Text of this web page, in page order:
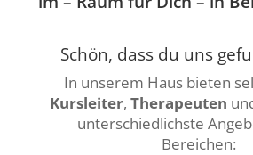
Schön, dass du uns
In unserem Haus bieten
Kursleiter, Therapeuten
unterschiedlichste
Bereichen: